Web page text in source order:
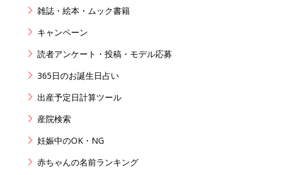
雑誌・絵本・ムック書籍
キャンペーン
読者アンケート・投稿・モデル応募
365日のお誕生日占い
出産予定日計算ツール
産院検索
妊娠中のOK・NG
赤ちゃんの名前ランキング